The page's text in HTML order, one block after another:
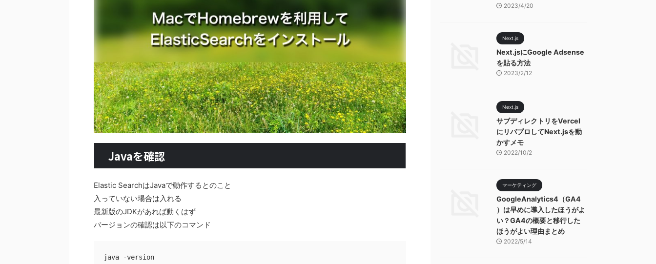
Javaを確認
Elastic SearchはJavaで動作するとのこと
入っていない場合は入れる
最新版のJDKがあれば動くはず
バージョンの確認は以下のコマンド
2023/4/20
Next.js
Next.jsにGoogle Adsense
を貼る方法
2023/2/12
Next.js
サブディレクトリをVercel
にリバプロしてNext.jsを動
かすメモ
2022/10/2
マーケティング
GoogleAnalytics4（GA4
）は早めに導入したほうがよ
い？GA4の概要と移行した
ほうがよい理由まとめ
2022/5/14